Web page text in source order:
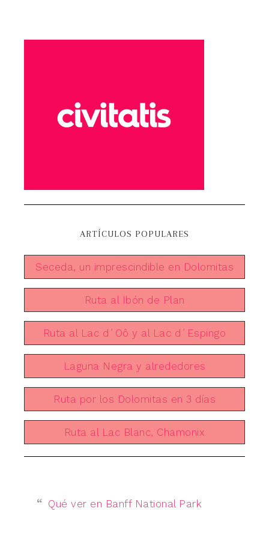
ARTÍCULOS POPULARES
Seceda, un imprescindible en Dolomitas
Ruta al Ibón de Plan
Ruta al Lac d´Oô y al Lac d´Espingo
Laguna Negra y alrededores
Ruta por los Dolomitas en 3 días
Ruta al Lac Blanc, Chamonix
Qué ver en Banff National Park